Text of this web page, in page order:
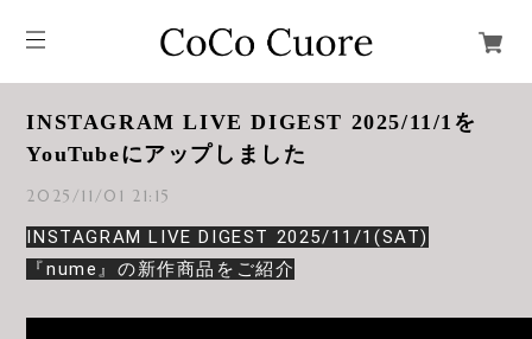
INSTAGRAM LIVE DIGEST 2025/11/1を
YouTubeにアップしました
2025/11/01 21:15
INSTAGRAM LIVE DIGEST 2025/11/1(SAT)
『nume』の新作商品をご紹介